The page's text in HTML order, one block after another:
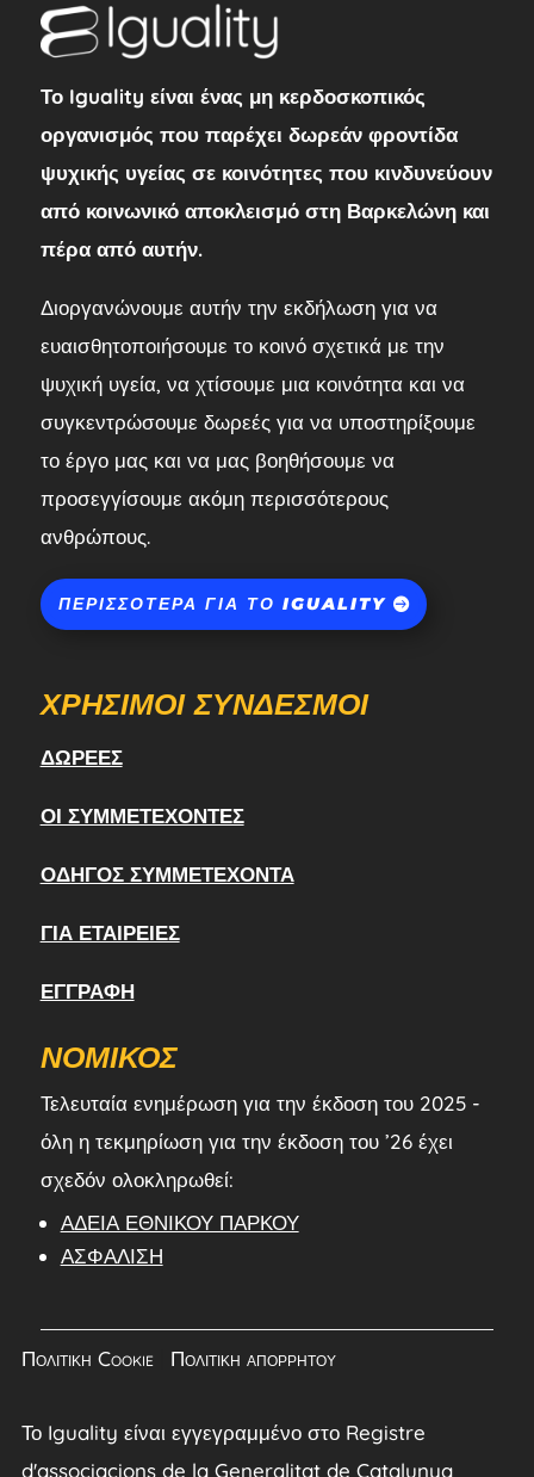
Το Iguality είναι ένας μη κερδοσκοπικός
οργανισμός που παρέχει δωρεάν φροντίδα
ψυχικής υγείας σε κοινότητες που κινδυνεύουν
από κοινωνικό αποκλεισμό στη Βαρκελώνη και
πέρα από αυτήν.
Διοργανώνουμε αυτήν την εκδήλωση για να
ευαισθητοποιήσουμε το κοινό σχετικά με την
ψυχική υγεία, να χτίσουμε μια κοινότητα και να
συγκεντρώσουμε δωρεές για να υποστηρίξουμε
το έργο μας και να μας βοηθήσουμε να
προσεγγίσουμε ακόμη περισσότερους
ανθρώπους.
ΠΕΡΙΣΣΌΤΕΡΑ ΓΙΑ ΤΟ IGUALITY
ΧΡΉΣΙΜΟΙ ΣΎΝΔΕΣΜΟΙ
ΔΩΡΕΈΣ
ΟΙ ΣΥΜΜΕΤΈΧΟΝΤΕΣ
ΟΔΗΓΌΣ ΣΥΜΜΕΤΈΧΟΝΤΑ
ΓΙΑ ΕΤΑΙΡΕΊΕΣ
ΕΓΓΡΑΦΉ
ΝΟΜΙΚΌΣ
Τελευταία ενημέρωση για την έκδοση του 2025 -
όλη η τεκμηρίωση για την έκδοση του ’26 έχει
σχεδόν ολοκληρωθεί:
ΆΔΕΙΑ ΕΘΝΙΚΟΎ ΠΆΡΚΟΥ
ΑΣΦΆΛΙΣΗ
Πολιτική Cookie Πολιτική απορρήτου
Το Iguality είναι εγγεγραμμένο στο Registre
d'associacions de la Generalitat de Catalunya